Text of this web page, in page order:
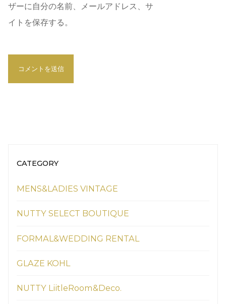
ザーに自分の名前、メールアドレス、サ
イトを保存する。
CATEGORY
MENS&LADIES VINTAGE
NUTTY SELECT BOUTIQUE
FORMAL&WEDDING RENTAL
GLAZE KOHL
NUTTY LiitleRoom&Deco.